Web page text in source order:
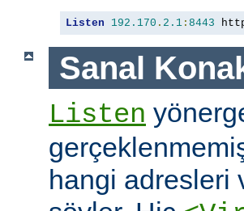
Listen 192.170 . 2.1 : 8443
Sanal
Listen
hangi adresleri